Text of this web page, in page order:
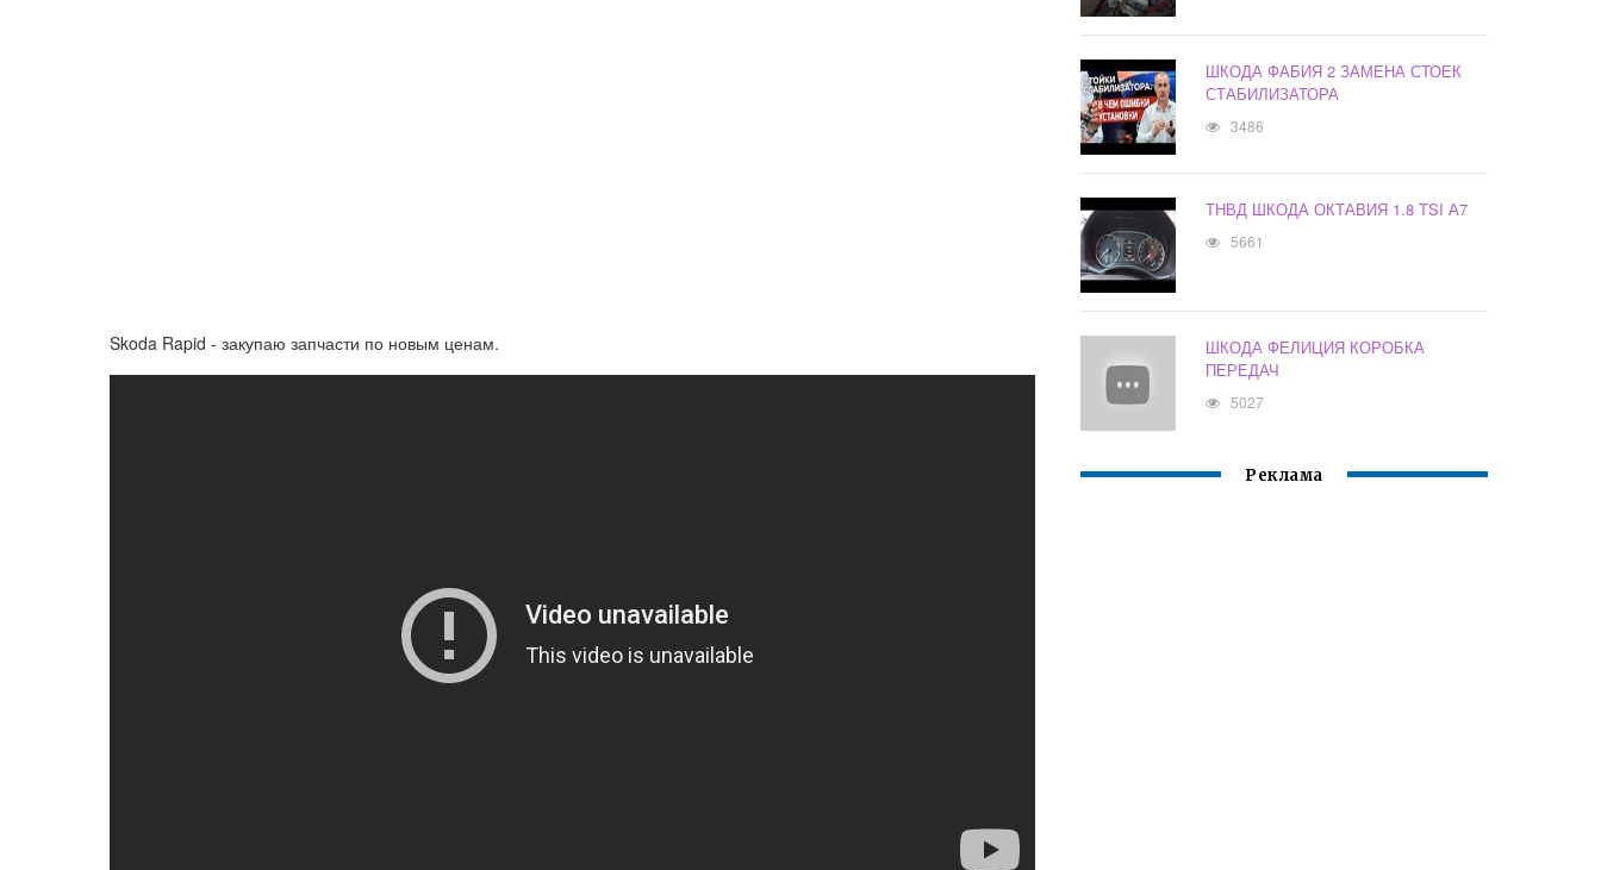
Skoda Rapid - закупаю запчасти по новым ценам.
ШКОДА ФАБИЯ 2 ЗАМЕНА СТОЕК
СТАБИЛИЗАТОРА
3486
ТНВД ШКОДА ОКТАВИЯ 1.8 TSI А7
5661
ШКОДА ФЕЛИЦИЯ КОРОБКА
ПЕРЕДАЧ
5027
Реклама